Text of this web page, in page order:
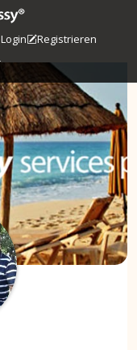
Login
Registrieren